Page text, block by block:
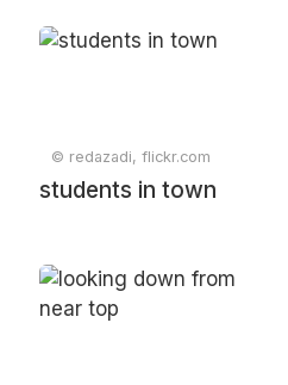
© redazadi, flickr.com
students in town